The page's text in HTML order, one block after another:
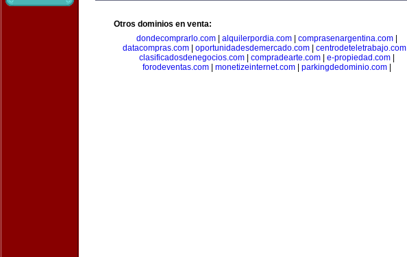
Otros dominios en venta:
dondecomprarlo.com| alquilerpordia.com| comprasenargentina.com|
datacompras.com
oportunidadesdemercado.com centrodeteletrabajo.com
clasificadosdenegocios.com| compradearte.com| e-propiedad.com|
forodeventas.com| monetizeinternet.com| parkingdedominio.com|